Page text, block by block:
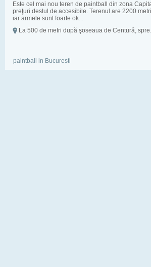
Este cel mai nou teren de paintball din zona
preţuri destul de accesibile. Terenul are 2200
iar armele sunt foarte ok....
La 500 de metri după şoseaua de Centură,
paintball in Bucuresti